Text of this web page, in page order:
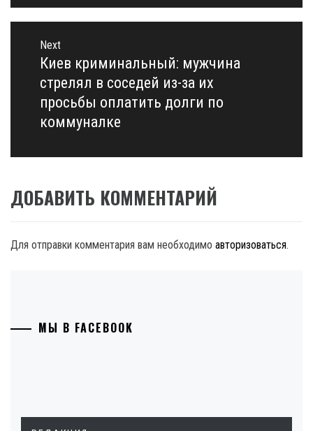
Next
Next
post:
Киев криминальный: мужчина
стрелял в соседей из-за их
просьбы оплатить долги по
коммуналке
ДОБАВИТЬ КОММЕНТАРИЙ
Для отправки комментария вам необходимо авторизоваться.
МЫ В FACEBOOK